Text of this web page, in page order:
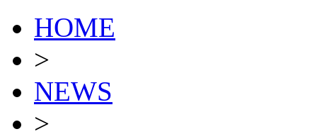
HOME
>
NEWS
>